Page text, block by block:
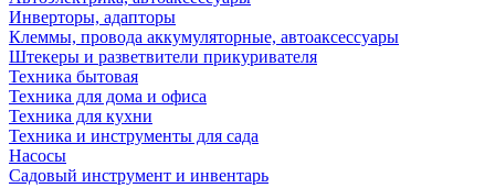
Инверторы, адапторы
Клеммы, провода аккумуляторные, автоаксессуары
Штекеры и разветвители прикуривателя
Техника бытовая
Техника для дома и офиса
Техника для кухни
Техника и инструменты для сада
Насосы
Садовый инструмент и инвентарь